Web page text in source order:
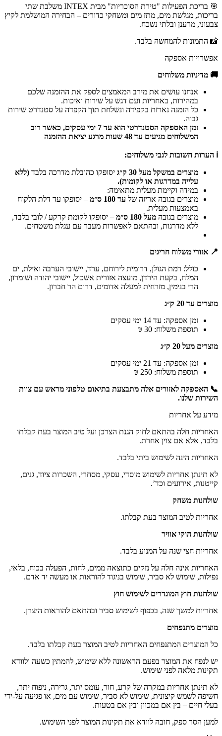
🎯 בריכת הפעילות "טירת הסוכריות" מבית INTEX משלבת שתי
בריכות, מגלשת מים, מתז מים ומשחקי כדורים – הבחירה המושלמת לקיץ
צבעוני, מרענן ובלתי נשכח.
📸 התמונות להמחשה בלבד.
אפשרויות אספקה
🚚 מדיניות משלוחים
אנחנו עושים את מירב המאמצים לספק את ההזמנה שלכם
במהירות, באחריות ועם דגש על שירות ואיכות.
כל הזמנה נארזת בקפידה ונשלחת תוך הקפדה על סטנדרט שירות
גבוה.
זמן האספקה הסטנדרטי הוא עד 7 ימי עסקים, כאשר רוב
המשלוחים מגיעים עד 48 שעות מרגע יציאת ההזמנה
ℹ️ הערות חשובות לגבי משלוחים:
מוצרים במשקל מעל 30 ק״ג יסופקו כהובלת מדרכה בלבד (ללא
עלייה במדרגות או לקומות).
במידה וקיימת מעלית מתאימה:
מוצרים בגובה אריזה של עד 180 ס״מ
– יסופקו עד דלת הלקוח
באמצעות מעלית.
מוצרים בגובה מעל 180 ס״מ
– יסופקו לקומת קרקע / לובי בלבד,
ללא מדרגות, ובהתאם לאפשרות מעבר עם עגלת משטחים.
📍 אזורי משלוח חריגים
כולל: רמת הגולן, דרומית לירוחם, ערד, יישובי הערבה ואילת, ים
המלח, בקעת הירדן, מועצה אזורית אשכול, יישובי יהודה ושומרון,
הרי בנימין, מזרחית למעלה אדומים, דרום הר חברון.
מוצרים עד 20 ק״ג
זמן אספקה: עד 14 ימי עסקים
תוספת משלוח: 30 ₪
מוצרים מעל 20 ק״ג
זמן אספקה: עד 21 ימי עסקים
תוספת משלוח: 250 ₪
📞 האספקה לאזורים אלה מתבצעת בתיאום טלפוני מראש עם צוות
השירות שלנו.
מידע על אחריות
האחריות חלה בהתאם לחוק הגנת הצרכן ועל טיב המוצר בעת קבלתו
בלבד, אלא אם צוין אחרת.
האחריות הינה לשימוש ביתי בלבד.
לא תינתן אחריות לשימוש מוסדי, עסקי, מסחרי, השכרות ציוד, גנים,
קייטנות, אירועים וכד’.
שולחנות משחק
אחריות לטיב המוצר בעת קבלתו.
שולחנות הוקי אוויר
אחריות חצי שנה על המנוע בלבד.
האחריות אינה חלה על נזקים כתוצאה ממים, לחות, הפעלה בכוח, בלאי,
נפילות, שימוש לא סביר, שימוש בניגוד להוראות או מעשה יד אדם.
שולחנות חוץ המוגדרים לשימוש חוץ
אחריות למשך שנה, בכפוף לשימוש סביר ובהתאם להוראות היצרן.
מוצרים מתנפחים
כל המוצרים המתנפחים האחריות לטיב המוצר בעת קבלתו בלבד.
יש לנפח את המוצר בפעם הראשונה ללא שימוש, להמתין כשעה ולוודא
תקינות מלאה לפני שימוש.
לא תינתן אחריות במקרה של קרע, חור, עומס יתר, גרירה, ניפוח יתר,
חשיפה לשמש קיצונית, שימוש לא סביר, שימוש עם מים, או פגיעה על-ידי
בעלי חיים – בין אם במכוון ובין אם בטעות.
למען הסר ספק, חובה לוודא את תקינות המוצר לפני השימוש.